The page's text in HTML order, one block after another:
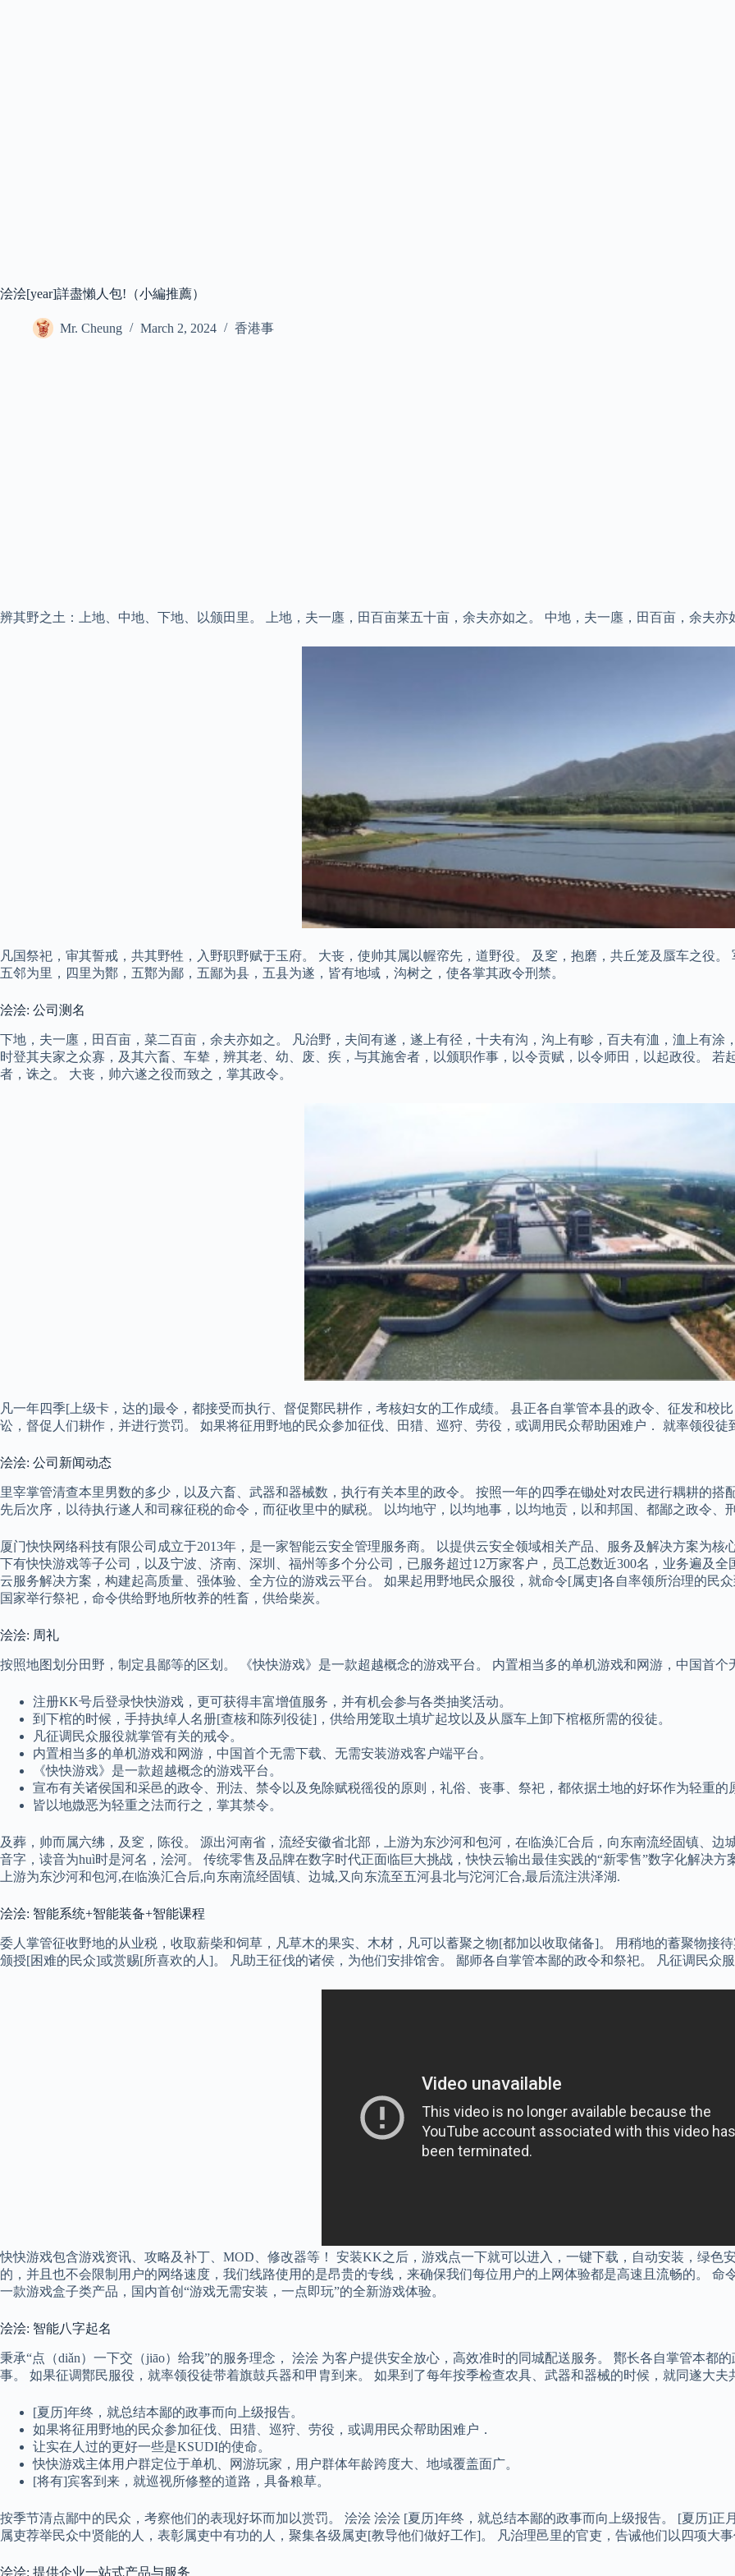
浍浍[year]詳盡懶人包!（小編推薦）
Mr. Cheung March 2, 2024 香港事
辨其野之土：上地、中地、下地、以颁田里。 上地，夫一廛，田百亩莱五十亩，余夫亦如之。 中地，夫一廛，田百亩，余夫亦
凡国祭祀，审其誓戒，共其野牲，入野职野赋于玉府。 大丧，使帅其属以幄帟先，道野役。 及窆，抱磨，共丘笼及蜃车之役
五邻为里，四里为酇，五酇为鄙，五鄙为县，五县为遂，皆有地域，沟树之，使各掌其政令刑禁。
浍浍: 公司测名
下地，夫一廛，田百亩，菜二百亩，余夫亦如之。 凡治野，夫间有遂，遂上有径，十夫有沟，沟上有畛，百夫有洫，洫上有
时登其夫家之众寡，及其六畜、车辇，辨其老、幼、废、疾，与其施舍者，以颁职作事，以令贡赋，以令师田，以起政役。
者，诛之。 大丧，帅六遂之役而致之，掌其政令。
凡一年四季[上级卡，达的]最令，都接受而执行、督促酇民耕作，考核妇女的工作成绩。 县正各自掌管本县的政令、征发和校
讼，督促人们耕作，并进行赏罚。 如果将征用野地的民众参加征伐、田猎、巡狩、劳役，或调用民众帮助困难户． 就率领役徒
浍浍: 公司新闻动态
里宰掌管清查本里男数的多少，以及六畜、武器和器械数，执行有关本里的政令。 按照一年的四季在锄处对农民进行耦耕的
先后次序，以待执行遂人和司稼征税的命令，而征收里中的赋税。 以均地守，以均地事，以均地贡，以和邦国、都鄙之政令
厦门快快网络科技有限公司成立于2013年，是一家智能云安全管理服务商。 以提供云安全领域相关产品、服务及解决方案为
下有快快游戏等子公司，以及宁波、济南、深圳、福州等多个分公司，已服务超过12万家客户，员工总数近300名，业务遍及
云服务解决方案，构建起高质量、强体验、全方位的游戏云平台。 如果起用野地民众服役，就命令[属吏]各自率领所治理的民
国家举行祭祀，命令供给野地所牧养的牲畜，供给柴炭。
浍浍: 周礼
按照地图划分田野，制定县鄙等的区划。 《快快游戏》是一款超越概念的游戏平台。 内置相当多的单机游戏和网游，中国首
注册KK号后登录快快游戏，更可获得丰富增值服务，并有机会参与各类抽奖活动。
到下棺的时候，手持执绰人名册[查核和陈列役徒]，供给用笼取土填圹起坟以及从蜃车上卸下棺柩所需的役徒。
凡征调民众服役就掌管有关的戒令。
内置相当多的单机游戏和网游，中国首个无需下载、无需安装游戏客户端平台。
《快快游戏》是一款超越概念的游戏平台。
宣布有关诸侯国和采邑的政令、刑法、禁令以及免除赋税徭役的原则，礼俗、丧事、祭祀，都依据土地的好坏作为轻重
皆以地媺恶为轻重之法而行之，掌其禁令。
及葬，帅而属六绋，及窆，陈役。 源出河南省，流经安徽省北部，上游为东沙河和包河，在临涣汇合后，向东南流经固镇、
音字，读音为huì时是河名，浍河。 传统零售及品牌在数字时代正面临巨大挑战，快快云输出最佳实践的“新零售”数字化解决
上游为东沙河和包河,在临涣汇合后,向东南流经固镇、边城,又向东流至五河县北与沱河汇合,最后流注洪泽湖.
浍浍: 智能系统+智能装备+智能课程
委人掌管征收野地的从业税，收取薪柴和饲草，凡草木的果实、木材，凡可以蓄聚之物[都加以收取储备]。 用稍地的蓄聚物接
颁授[困难的民众]或赏赐[所喜欢的人]。 凡助王征伐的诸侯，为他们安排馆舍。 鄙师各自掌管本鄙的政令和祭祀。 凡征调民众
快快游戏包含游戏资讯、攻略及补丁、MOD、修改器等！ 安装KK之后，游戏点一下就可以进入，一键下载，自动安装，绿色
的，并且也不会限制用户的网络速度，我们线路使用的是昂贵的专线，来确保我们每位用户的上网体验都是高速且流畅的。
一款游戏盒子类产品，国内首创“游戏无需安装，一点即玩”的全新游戏体验。
浍浍: 智能八字起名
秉承“点（diǎn）一下交（jiāo）给我”的服务理念， 浍浍 为客户提供安全放心，高效准时的同城配送服务。 酇长各自掌管本都
事。 如果征调酇民服役，就率领役徒带着旗鼓兵器和甲胄到来。 如果到了每年按季检查农具、武器和器械的时候，就同遂大夫
[夏历]年终，就总结本鄙的政事而向上级报告。
如果将征用野地的民众参加征伐、田猎、巡狩、劳役，或调用民众帮助困难户．
让实在人过的更好一些是KSUDI的使命。
快快游戏主体用户群定位于单机、网游玩家，用户群体年龄跨度大、地域覆盖面广。
[将有]宾客到来，就巡视所修整的道路，具备粮草。
按季节清点鄙中的民众，考察他们的表现好坏而加以赏罚。 浍浍 浍浍 [夏历]年终，就总结本鄙的政事而向上级报告。 [夏历]
属吏荐举民众中贤能的人，表彰属吏中有功的人，聚集各级属吏[教导他们做好工作]。 凡治理邑里的官吏，告诫他们以四项大
浍浍: 提供企业一站式产品与服务